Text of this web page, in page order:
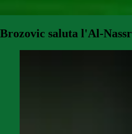
Brozovic saluta l'Al-Nassr